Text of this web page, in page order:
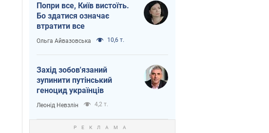
Попри все, Київ вистоїть.
Бо здатися означає
втратити все
Ольга Айвазовська 10,6 т.
Захід зобов'язаний
зупинити путінський
геноцид українців
Леонід Невзлін 4,2 т.